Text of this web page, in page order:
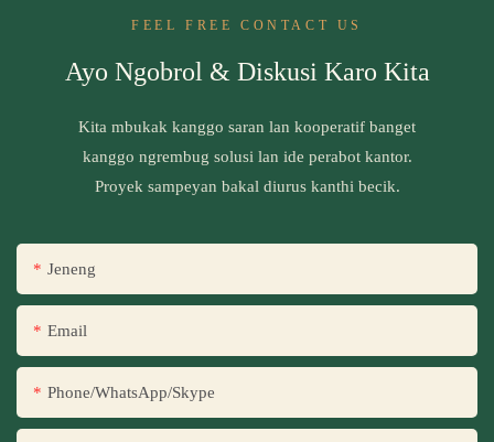
FEEL FREE CONTACT US
Ayo Ngobrol & Diskusi Karo Kita
Kita mbukak kanggo saran lan kooperatif banget
kanggo ngrembug solusi lan ide perabot kantor.
Proyek sampeyan bakal diurus kanthi becik.
Jeneng
Email
Phone/WhatsApp/Skype